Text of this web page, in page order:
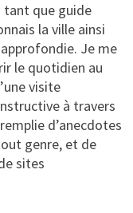
tant que guide
la ville ainsi
Je me
le quotidien au
visite
à travers
d’anecdotes
genre, et de
sites